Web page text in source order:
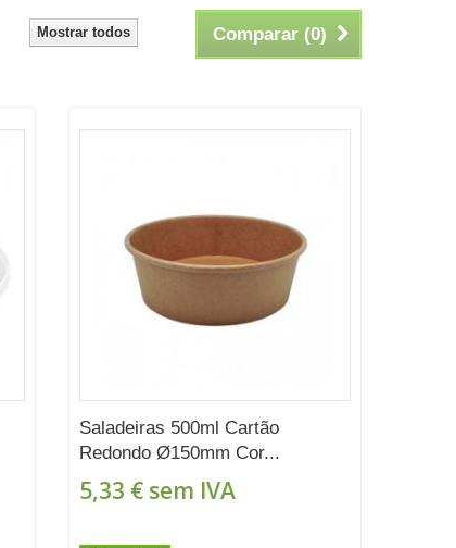
Comparar (0)
Mostrar todos
Saladeiras 500ml Cartão
Redondo Ø150mm Cor...
5,33 €sem IVA